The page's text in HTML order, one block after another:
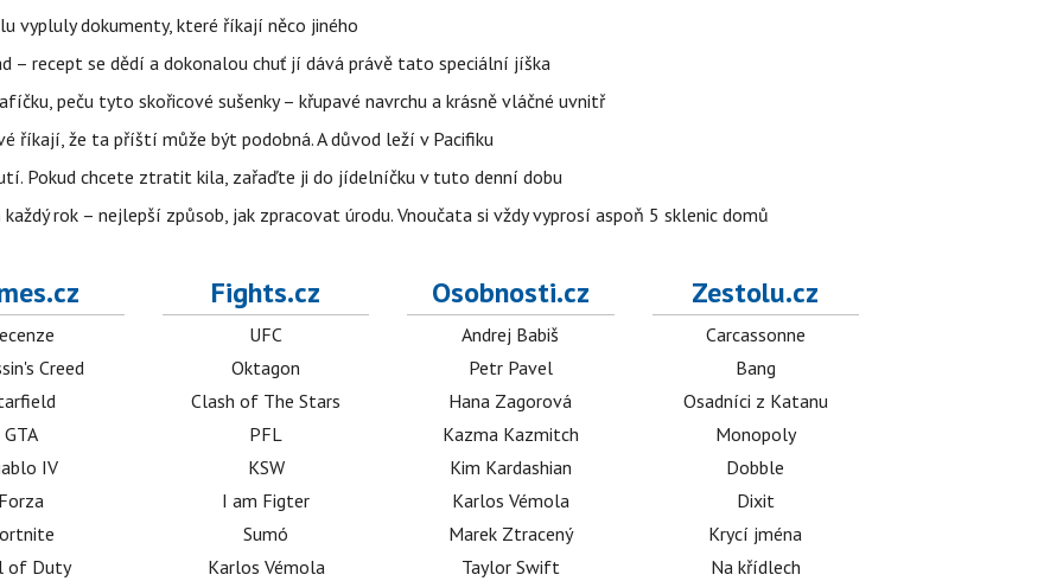
vypluly dokumenty, které říkají něco jiného
– recept se dědí a dokonalou chuť jí dává právě tato speciální jíška
peču tyto skořicové sušenky – křupavé navrchu a krásně vláčné uvnitř
říkají, že ta příští může být podobná. A důvod leží v Pacifiku
Pokud chcete ztratit kila, zařaďte ji do jídelníčku v tuto denní dobu
rok – nejlepší způsob, jak zpracovat úrodu. Vnoučata si vždy vyprosí aspoň 5 sklenic domů
Creed
GTA
IV
of Duty
Fights.cz
UFC
Oktagon
Clash of The Stars
PFL
KSW
I am Figter
Sumó
Karlos Vémola
Osobnosti.cz
Andrej Babiš
Petr Pavel
Hana Zagorová
Kazma Kazmitch
Kim Kardashian
Karlos Vémola
Marek Ztracený
Taylor Swift
Zestolu.cz
Carcassonne
Bang
Osadníci z Katanu
Monopoly
Dobble
Dixit
Krycí jména
Na křídlech